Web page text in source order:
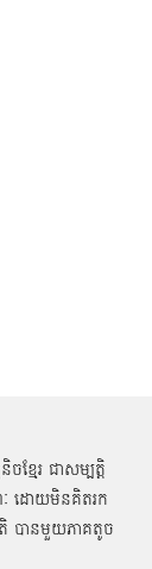
មែរ ជាសម្បតិ្ត
ៈ ដោយមិនគិតរក
បានមួយភាគតូច